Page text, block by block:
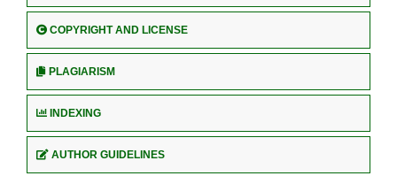
COPYRIGHT AND LICENSE
PLAGIARISM
INDEXING
AUTHOR GUIDELINES